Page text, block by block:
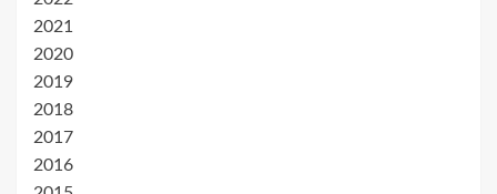
2021
2020
2019
2018
2017
2016